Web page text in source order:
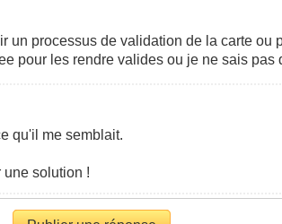
un processus de validation de la carte ou
pour les rendre valides ou je ne sais pas
qu'il me semblait.
une solution !